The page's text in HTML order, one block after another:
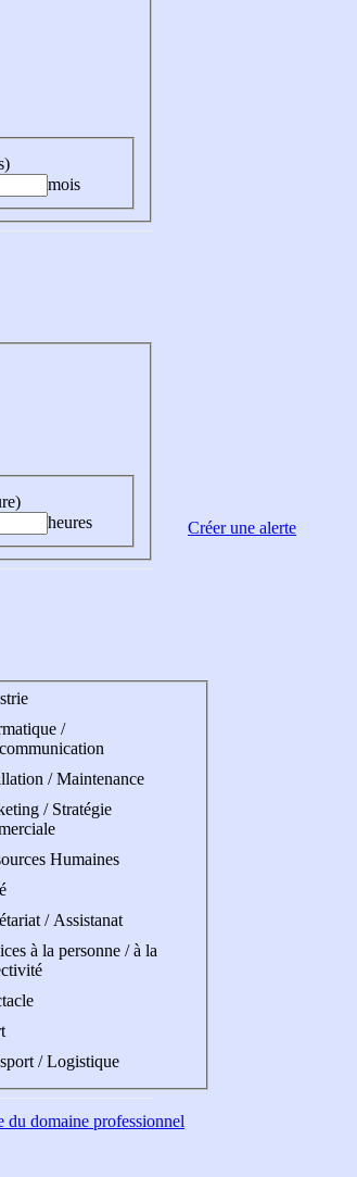
mois
heures
/
/ Maintenance
/ Stratégie
Humaines
/ Assistanat
à la personne / à la
/ Logistique
domaine professionnel
Créer une alerte